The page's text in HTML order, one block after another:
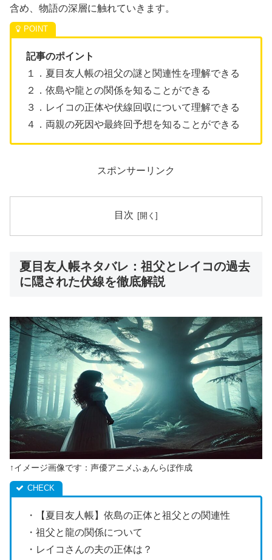
含め、物語の深層に触れていきます。
記事のポイント
１．夏目友人帳の祖父の謎と関連性を理解できる
２．依島や龍との関係を知ることができる
３．レイコの正体や伏線回収について理解できる
４．両親の死因や最終回予想を知ることができる
スポンサーリンク
目次
夏目友人帳ネタバレ：祖父とレイコの過去
に隠された伏線を徹底解説
↑イメージ画像です：声優アニメふぁんらぼ作成
・【夏目友人帳】依島の正体と祖父との関連性
・祖父と龍の関係について
・レイコさんの夫の正体は？